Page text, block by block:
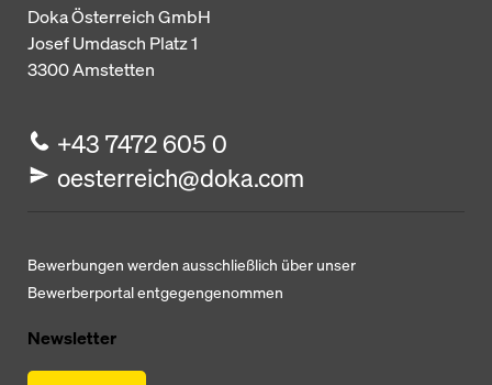
Doka Österreich GmbH
Josef Umdasch Platz 1
3300Amstetten
+43 7472 605 0
oesterreich@doka.com
Bewerbungen werden ausschließlich über unser
Bewerberportal entgegengenommen
Newsletter